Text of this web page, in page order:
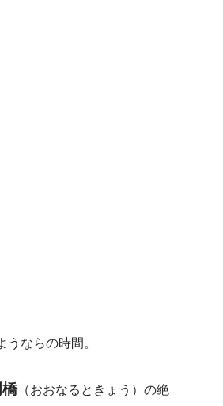
うならの時間。
（おおなるときょう）の絶